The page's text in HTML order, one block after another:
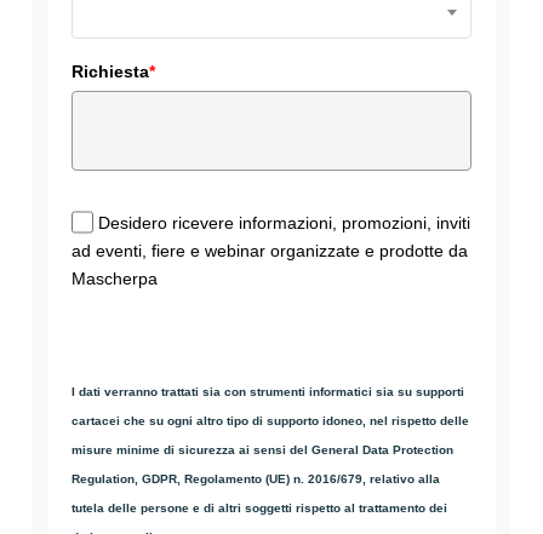
Richiesta*
Desidero ricevere informazioni, promozioni, inviti
ad eventi, fiere e webinar organizzate e prodotte da
Mascherpa
I dati verranno trattati sia con strumenti informatici sia su supporti
cartacei che su ogni altro tipo di supporto idoneo, nel rispetto delle
misure minime di sicurezza ai sensi del General Data Protection
Regulation, GDPR, Regolamento (UE) n. 2016/679, relativo alla
tutela delle persone e di altri soggetti rispetto al trattamento dei